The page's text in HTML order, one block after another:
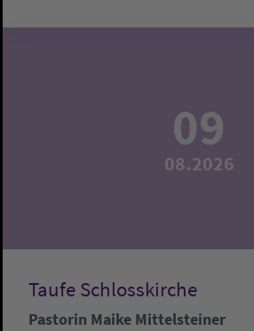
09
08.2026
Taufe Schlosskirche
Pastorin Maike Mittelsteiner